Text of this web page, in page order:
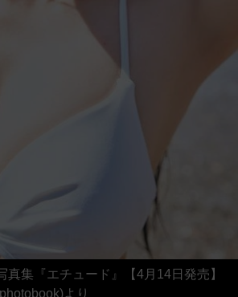
真集『エチュード』【4月14日発売】
より